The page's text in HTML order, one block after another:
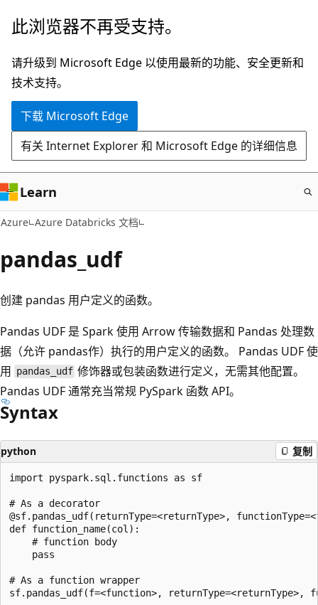
跳
主
要
内
此浏览器不再受支持。
请升级到 Microsoft Edge 以使用最新的功能、安全更新和
技术支持。
下载 Microsoft Edge
有关 Internet Explorer 和 Microsoft Edge 的详细信息
Learn
Azure Azure Databricks 文档
pandas_udf
创建 pandas 用户定义的函数。
Pandas UDF 是 Spark 使用 Arrow 传输数据和 Pandas 处理数
据（允许 pandas作）执行的用户定义的函数。 Pandas UDF 使
用 pandas_udf 修饰器或包装函数进行定义，无需其他配置。
Pandas UDF 通常充当常规 PySpark 函数 API。
Syntax
python 复制
import pyspark.sql.functions as sf
# As a decorator
@sf.pandas_udf(returnType=<returnType>,
def function_name(col):
    # function body
    pass
# As a function wrapper